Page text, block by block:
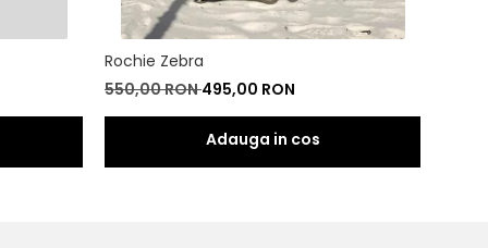
Rochie Zebra
550,00 RON495,00 RON